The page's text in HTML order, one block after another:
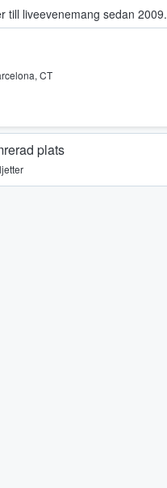
till liveevenemang sedan 2009.
och säljer biljetter.
, CT
plats